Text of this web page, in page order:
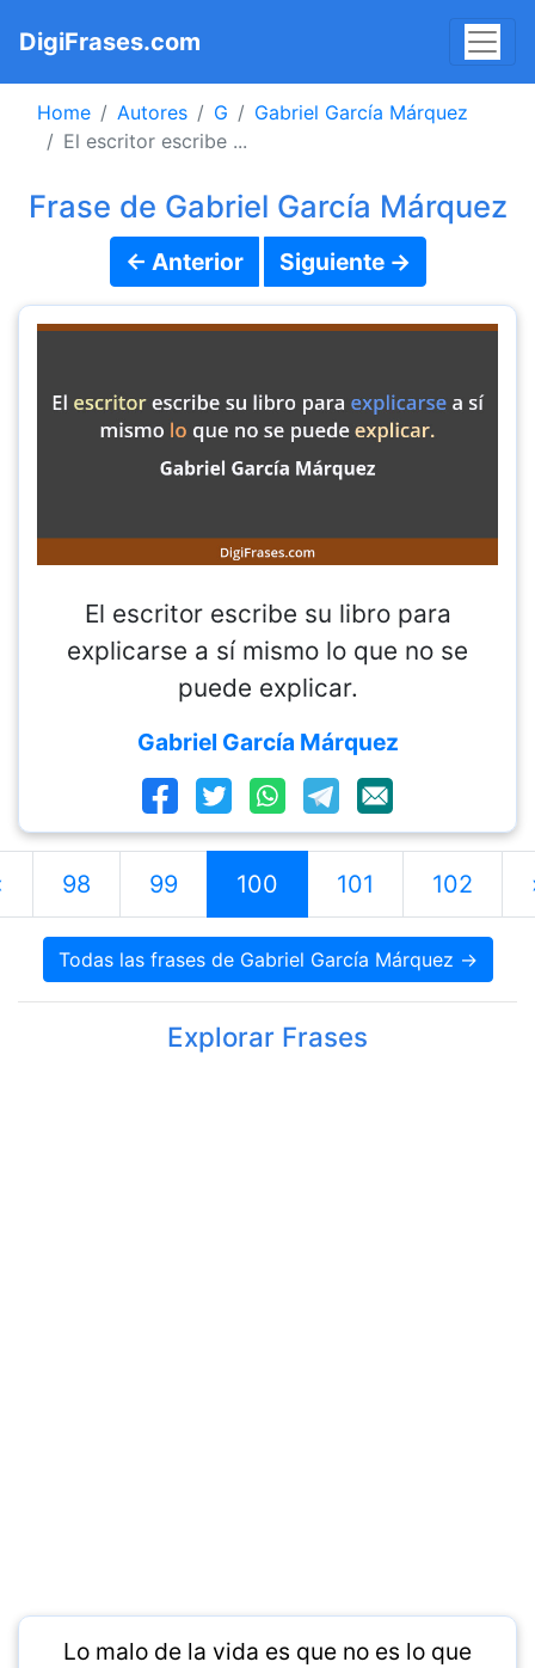
DigiFrases.com
Home Autores G
Gabriel García Márquez
El escritor escribe ...
Frase de Gabriel García Márquez
← Anterior Siguiente →
El escritor escribe su libro para
explicarse a sí mismo lo que no se
puede explicar.
Gabriel García Márquez
98 99 100 101 102
Todas las frases de Gabriel García Márquez →
Explorar Frases
Lo malo de la vida es que no es lo que